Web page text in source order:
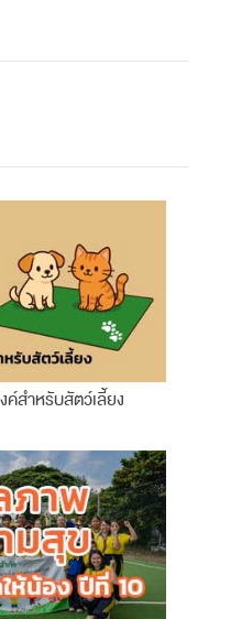
สำหรับสัตว์เลี้ยง